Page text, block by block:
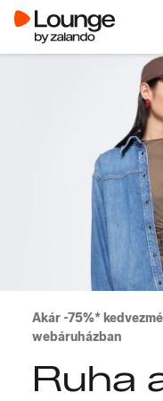
Akár -75%*
webáruházban
Ruha